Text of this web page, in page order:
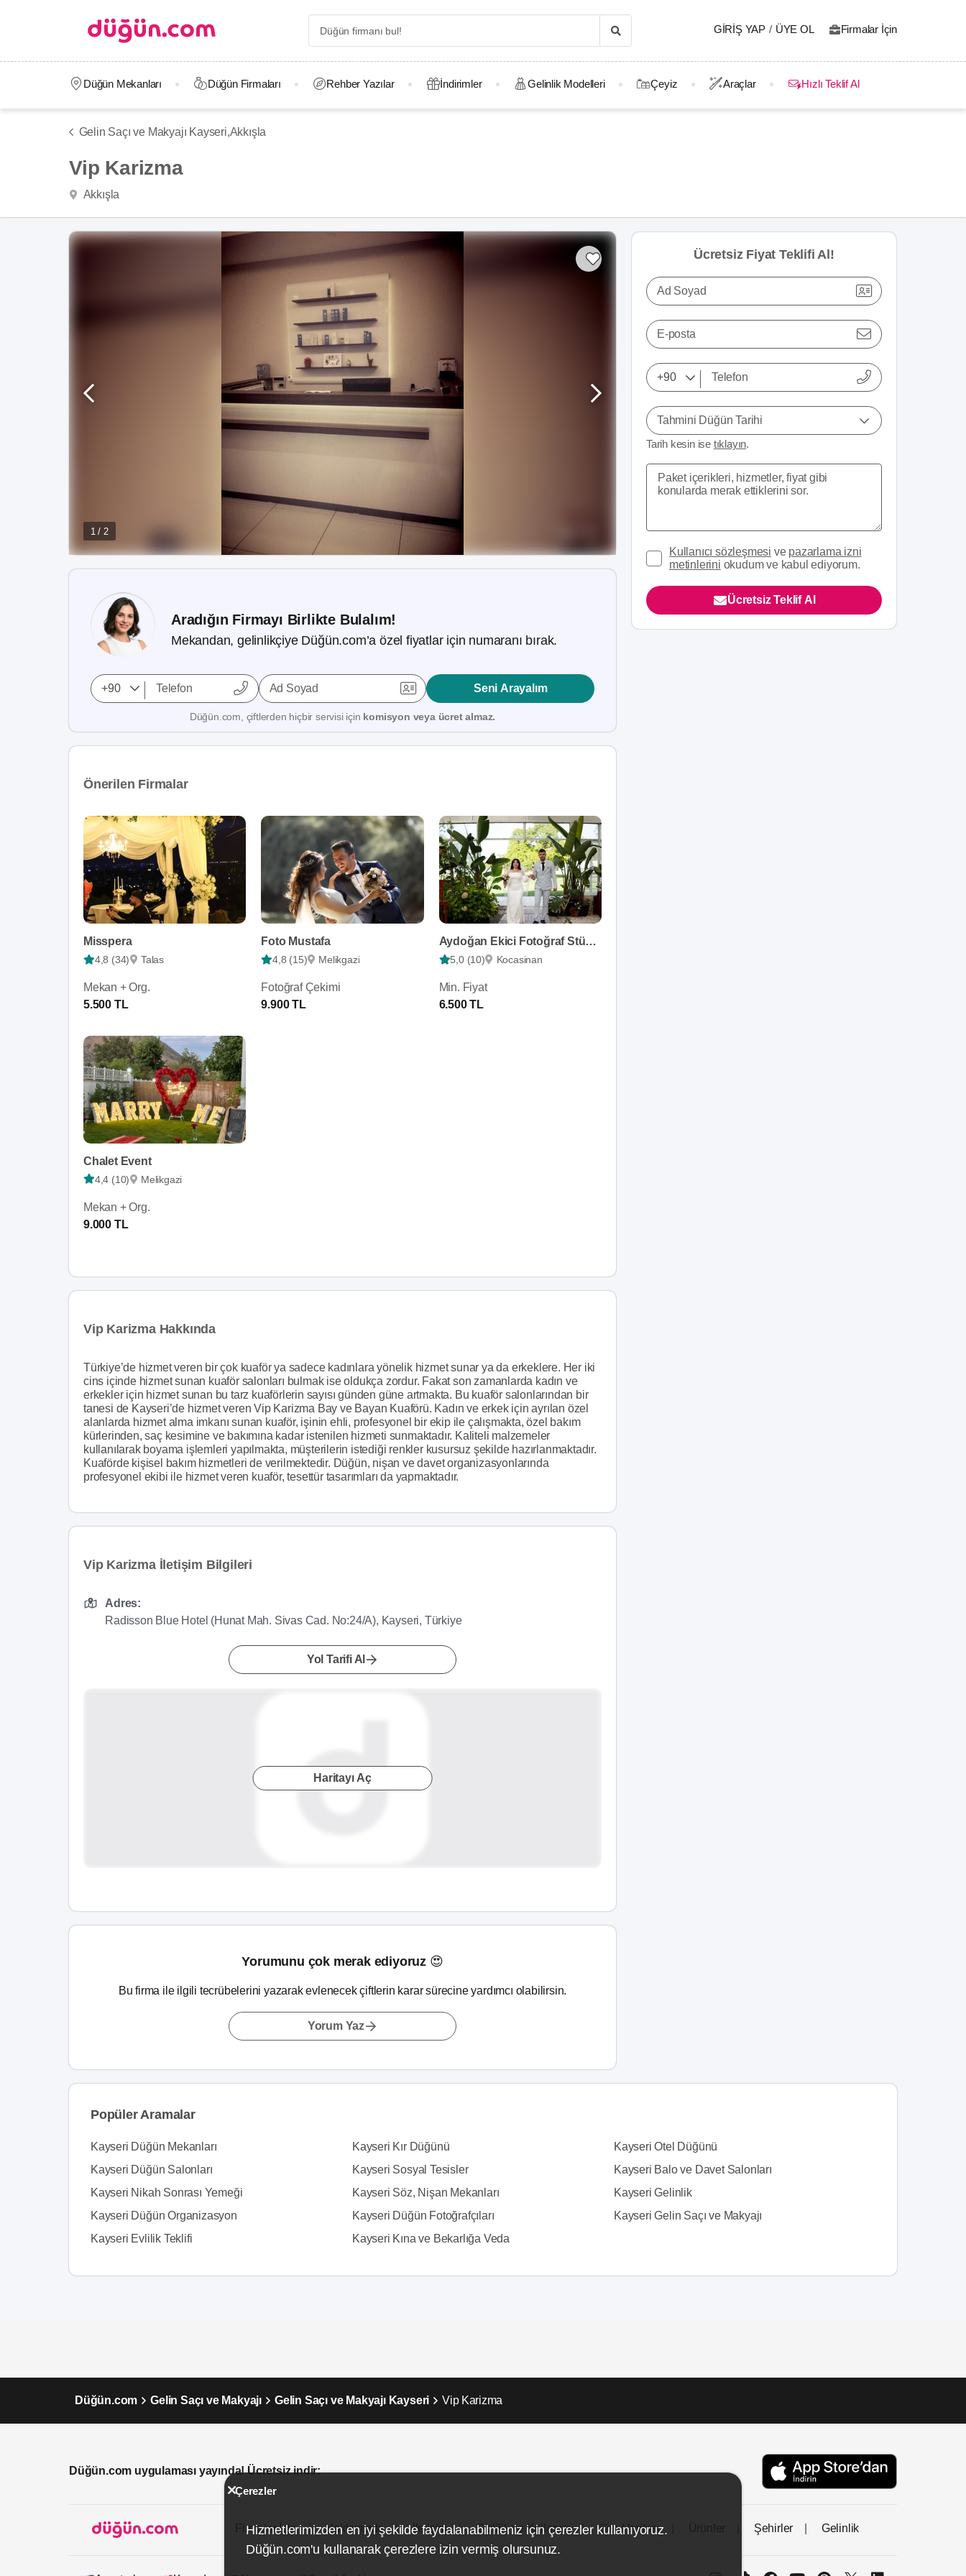
GIRIŞ YAP / ÜYE OL Firmalar İçin
Düğün Mekanları Düğün Firmaları Rehber Yazılar İndirimler Gelinlik Modelleri Çeyiz Araçlar Hızlı Teklif Al
Gelin Saçı ve Makyajı Kayseri,Akkışla
Vip Karizma
Akkışla
2 medyayı görüntüle
1 / 2
Aradığın Firmayı Birlikte Bulalım!
Mekandan, gelinlikçiye Düğün.com’a özel fiyatlar için numaranı bırak.
Ad Soyad Seni Arayalım
Düğün.com, çiftlerden hiçbir servisi için komisyon veya ücret almaz.
Önerilen Firmalar
Misspera
4,8 (34) Talas
Mekan + Org.
5.500 TL
Foto Mustafa
4,8 (15) Melikgazi
Fotoğraf Çekimi
9.900 TL
Aydoğan Ekici Fotoğraf Stüdyosu
5,0 (10) Kocasinan
Min. Fiyat
6.500 TL
Chalet Event
4,4 (10) Melikgazi
Mekan + Org.
9.000 TL
Vip Karizma Hakkında
Türkiye’de hizmet veren bir çok kuaför ya sadece kadınlara yönelik hizmet sunar ya da erkeklere. Her iki
cins içinde hizmet sunan kuaför salonları bulmak ise oldukça zordur. Fakat son zamanlarda kadın ve
erkekler için hizmet sunan bu tarz kuaförlerin sayısı günden güne artmakta. Bu kuaför salonlarından bir
tanesi de Kayseri’de hizmet veren Vip Karizma Bay ve Bayan Kuaförü. Kadın ve erkek için ayrılan özel
alanlarda hizmet alma imkanı sunan kuaför, işinin ehli, profesyonel bir ekip ile çalışmakta, özel bakım
kürlerinden, saç kesimine ve bakımına kadar istenilen hizmeti sunmaktadır. Kaliteli malzemeler
kullanılarak boyama işlemleri yapılmakta, müşterilerin istediği renkler kusursuz şekilde hazırlanmaktadır.
Kuaförde kişisel bakım hizmetleri de verilmektedir. Düğün, nişan ve davet organizasyonlarında
profesyonel ekibi ile hizmet veren kuaför, tesettür tasarımları da yapmaktadır.
Vip Karizma İletişim Bilgileri
Adres:
Radisson Blue Hotel (Hunat Mah. Sivas Cad. No:24/A), Kayseri, Türkiye
Yol Tarifi Al
Haritayı Aç
Yorumunu çok merak ediyoruz 😍
Bu firma ile ilgili tecrübelerini yazarak evlenecek çiftlerin karar sürecine yardımcı olabilirsin.
Yorum Yaz
Ücretsiz Fiyat Teklifi Al!
Ad Soyad
E-posta
Tahmini Düğün Tarihi
Tarih kesin ise tıklayın.
Kullanıcı sözleşmesi ve pazarlama izni
metinlerini okudum ve kabul ediyorum.
Ücretsiz Teklif Al
Popüler Aramalar
Kayseri Düğün Mekanları Kayseri Kır Düğünü
Kayseri Otel Düğünü
Kayseri Düğün Salonları
Kayseri Sosyal Tesisler
Kayseri Balo ve Davet Salonları
Kayseri Nikah Sonrası Yemeği
Kayseri Söz, Nişan Mekanları
Kayseri Gelinlik
Kayseri Düğün Organizasyon
Kayseri Düğün Fotoğrafçıları
Kayseri Gelin Saçı ve Makyajı
Kayseri Evlilik Teklifi
Kayseri Kına ve Bekarlığa Veda
Düğün.com Gelin Saçı ve Makyajı Gelin Saçı ve Makyajı Kayseri Vip Karizma
Düğün.com uygulaması yayında! Ücretsiz indir:
Firmalar İçin Hakkımızda İletişim Gizlilik ve Kullanım Site Haritası Şehirler Gelinlik
Çerezler
Hizmetlerimizden en iyi şekilde faydalanabilmeniz için çerezler kullanıyoruz.
Düğün.com'u kullanarak çerezlere izin vermiş olursunuz.